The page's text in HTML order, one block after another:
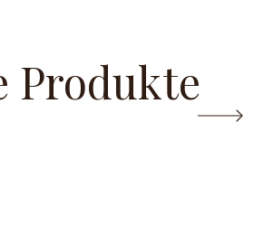
Produkte